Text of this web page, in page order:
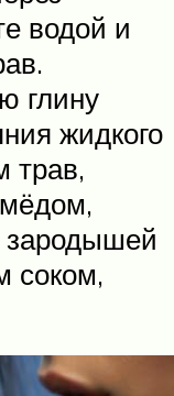
водой и
глину
жидкого
трав,
соком,